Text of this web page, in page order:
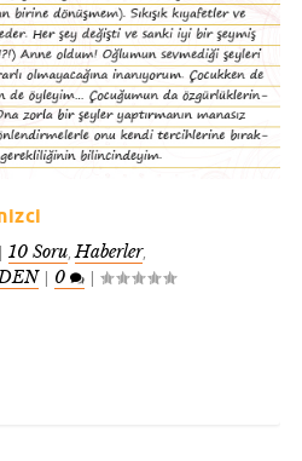
10 Soru,Haberler,
| 0 |